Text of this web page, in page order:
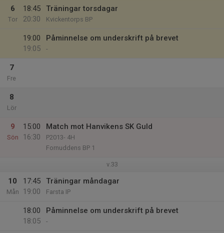
6
Tor
18:45
20:30
Träningar torsdagar
Kvickentorps BP
19:00
19:05
Påminnelse om underskrift på brevet
-
7
Fre
8
Lör
9
Sön
15:00
16:30
Match mot Hanvikens SK Guld
P2013- 4H
Fornuddens BP 1
v.33
10
Mån
17:45
19:00
Träningar måndagar
Farsta IP
18:00
18:05
Påminnelse om underskrift på brevet
-